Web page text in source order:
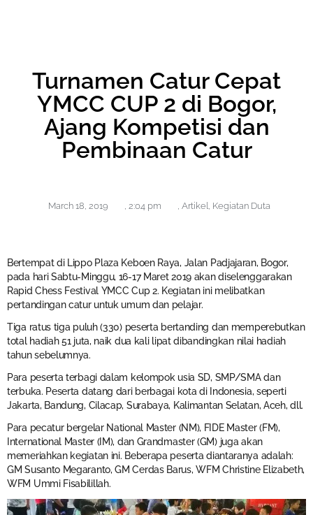
Turnamen Catur Cepat
YMCC CUP 2 di Bogor,
Ajang Kompetisi dan
Pembinaan Catur
March 18, 2019 , 2:04 pm , Artikel, Kegiatan Duta
Bertempat di Lippo Plaza Keboen Raya, Jalan Padjajaran, Bogor,
pada hari Sabtu-Minggu, 16-17 Maret 2019 akan diselenggarakan
Rapid Chess Festival YMCC Cup 2. Kegiatan ini melibatkan
pertandingan catur untuk umum dan pelajar.
Tiga ratus tiga puluh (330) peserta bertanding dan memperebutkan
total hadiah 51 juta, naik dua kali lipat dibandingkan nilai hadiah
tahun sebelumnya.
Para peserta terbagi dalam kelompok usia SD, SMP/SMA dan
terbuka. Peserta datang dari berbagai kota di Indonesia, seperti
Jakarta, Bandung, Cilacap, Surabaya, Kalimantan Selatan, Aceh, dll.
Para pecatur bergelar National Master (NM), FIDE Master (FM),
International Master (IM), dan Grandmaster (GM) juga akan
memeriahkan kegiatan ini. Beberapa peserta diantaranya adalah:
GM Susanto Megaranto, GM Cerdas Barus, WFM Christine Elizabeth,
WFM Ummi Fisabilillah.